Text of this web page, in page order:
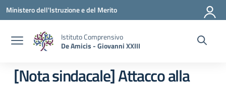
Vai ai contenuti
Vai al menu di navigazione
Vai al footer
Ministero dell'Istruzione e del Merito
Istituto Comprensivo
De Amicis - Giovanni XXIII
[Nota sindacale] Attacco alla